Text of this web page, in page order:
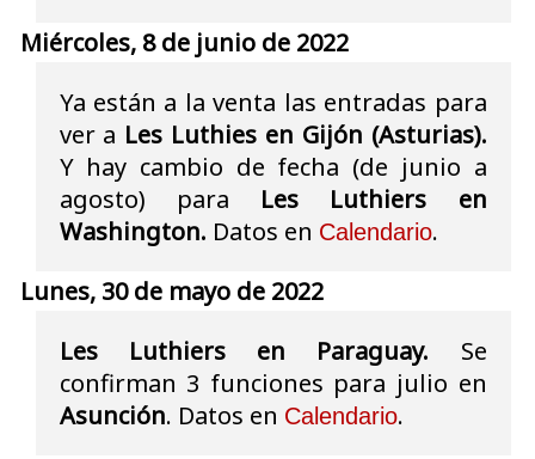
Miércoles, 8 de junio de 2022
Ya están a la venta las entradas para
ver a Les Luthies en Gijón (Asturias).
Y hay cambio de fecha (de junio a
agosto) para Les Luthiers en
Washington. Datos en Calendario.
Lunes, 30 de mayo de 2022
Les Luthiers en Paraguay. Se
confirman 3 funciones para julio en
Asunción. Datos en Calendario.